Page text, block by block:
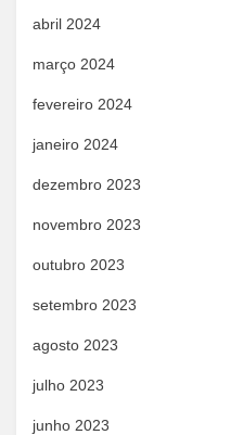
abril 2024
março 2024
fevereiro 2024
janeiro 2024
dezembro 2023
novembro 2023
outubro 2023
setembro 2023
agosto 2023
julho 2023
junho 2023